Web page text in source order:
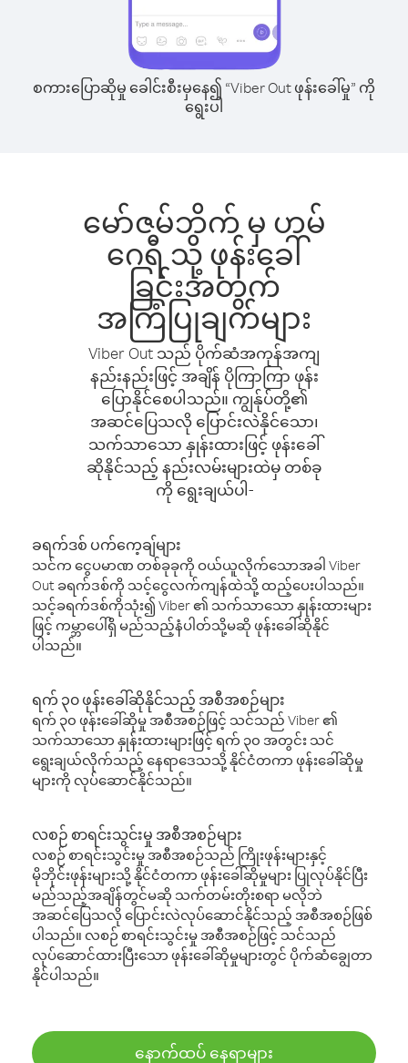
စကားပြောဆိုမှု ခေါင်းစီးမှနေ၍ “Viber Out ဖုန်းခေါ်မှု” ကို
ရွေးပါ
မော်ဇမ်ဘိက် မှ ဟမ်
ဂေရီ သို့ ဖုန်းခေါ်
ခြင်းအတွက်
အကြံပြုချက်များ
Viber Out သည် ပိုက်ဆံအကုန်အကျ
နည်းနည်းဖြင့် အချိန် ပိုကြာကြာ ဖုန်း
ပြောနိုင်စေပါသည်။ ကျွန်ုပ်တို့၏
အဆင်ပြေသလို ပြောင်းလဲနိုင်သော၊
သက်သာသော နှုန်းထားဖြင့် ဖုန်းခေါ်
ဆိုနိုင်သည့် နည်းလမ်းများထဲမှ တစ်ခု
ကို ရွေးချယ်ပါ-
ခရက်ဒစ် ပက်ကေ့ချ်များ
သင်က ငွေပမာဏ တစ်ခုခုကို ဝယ်ယူလိုက်သောအခါ Viber
Out ခရက်ဒစ်ကို သင့်ငွေလက်ကျန်ထဲသို့ ထည့်ပေးပါသည်။
သင့်ခရက်ဒစ်ကိုသုံး၍ Viber ၏ သက်သာသော နှုန်းထားများ
ဖြင့် ကမ္ဘာပေါ်ရှိ မည်သည့်နံပါတ်သို့မဆို ဖုန်းခေါ်ဆိုနိုင်
ပါသည်။
ရက် ၃၀ ဖုန်းခေါ်ဆိုနိုင်သည့် အစီအစဉ်များ
ရက် ၃၀ ဖုန်းခေါ်ဆိုမှု အစီအစဉ်ဖြင့် သင်သည် Viber ၏
သက်သာသော နှုန်းထားများဖြင့် ရက် ၃၀ အတွင်း သင်
ရွေးချယ်လိုက်သည့် နေရာဒေသသို့ နိုင်ငံတကာ ဖုန်းခေါ်ဆိုမှု
များကို လုပ်ဆောင်နိုင်သည်။
လစဉ် စာရင်းသွင်းမှု အစီအစဉ်များ
လစဉ် စာရင်းသွင်းမှု အစီအစဉ်သည် ကြိုးဖုန်းများနှင့်
မိုဘိုင်းဖုန်းများသို့ နိုင်ငံတကာ ဖုန်းခေါ်ဆိုမှုများ ပြုလုပ်နိုင်ပြီး
မည်သည့်အချိန်တွင်မဆို သက်တမ်းတိုးစရာ မလိုဘဲ
အဆင်ပြေသလို ပြောင်းလဲလုပ်ဆောင်နိုင်သည့် အစီအစဉ်ဖြစ်
ပါသည်။ လစဉ် စာရင်းသွင်းမှု အစီအစဉ်ဖြင့် သင်သည်
လုပ်ဆောင်ထားပြီးသော ဖုန်းခေါ်ဆိုမှုများတွင် ပိုက်ဆံချွေတာ
နိုင်ပါသည်။
နောက်ထပ် နေရာများ